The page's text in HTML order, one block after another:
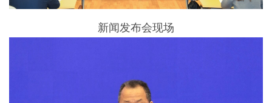
新闻发布会现场